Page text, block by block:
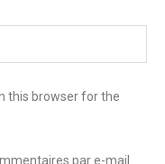
this browser for the
par e-mail.